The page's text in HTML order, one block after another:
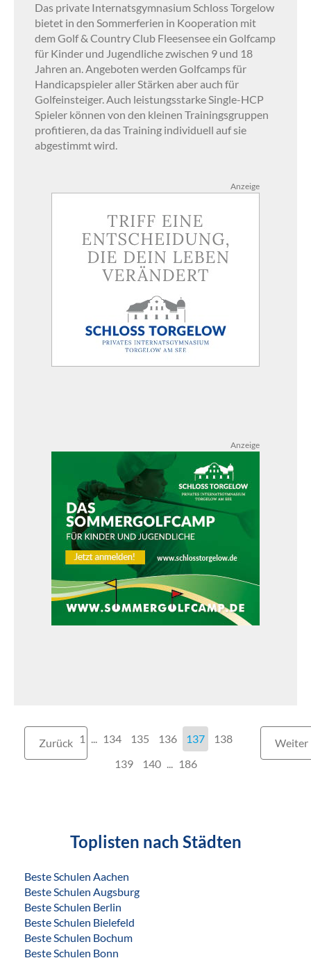
Das private Internatsgymnasium Schloss Torgelow
bietet in den Sommerferien in Kooperation mit
dem Golf & Country Club Fleesensee ein Golfcamp
für Kinder und Jugendliche zwischen 9 und 18
Jahren an. Angeboten werden Golfcamps für
Handicapspieler aller Stärken aber auch für
Golfeinsteiger. Auch leistungsstarke Single-HCP
Spieler können von den kleinen Trainingsgruppen
profitieren, da das Training individuell auf sie
abgestimmt wird.
Anzeige
Anzeige
Zurück 1 ... 134 135 136 137
138
139
140 ... 186
Weiter
Toplisten nach Städten
Beste Schulen Aachen
Beste Schulen Augsburg
Beste Schulen Berlin
Beste Schulen Bielefeld
Beste Schulen Bochum
Beste Schulen Bonn